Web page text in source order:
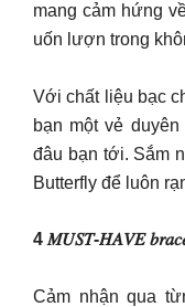
mang cảm hứng
uốn lượn trong
Với chất liệu bạc
bạn một vẻ
đâu bạn tới. Sắm
Butterfly để luôn
4 𝑀𝑈𝑆𝑇-𝐻𝐴𝑉𝐸
Cảm nhận qua